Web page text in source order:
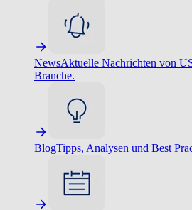
NewsAktuelle Nachrichten von
Branche.
BlogTipps, Analysen und Best